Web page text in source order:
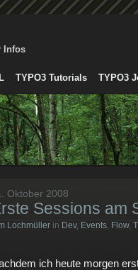
Infos
TYPO3 Tutorials TYPO3
Oktober 2008
Sessions am
Lochmüller in Dev, Events, Flow,
ich heute morgen